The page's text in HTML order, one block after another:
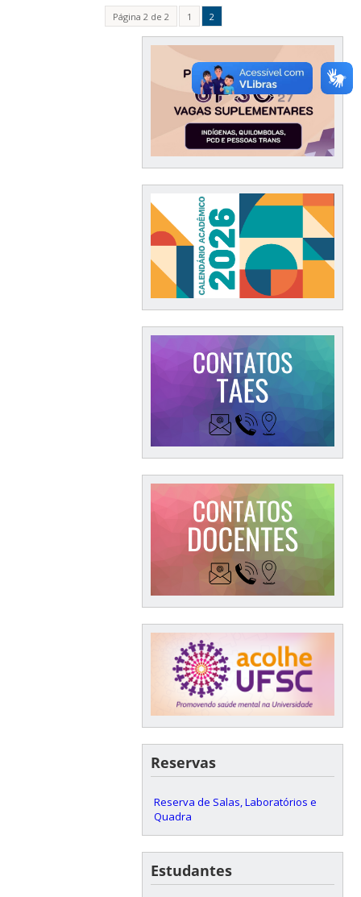
Página 2 de 2 1 2
Reservas
Reserva de Salas, Laboratórios e
Quadra
Estudantes